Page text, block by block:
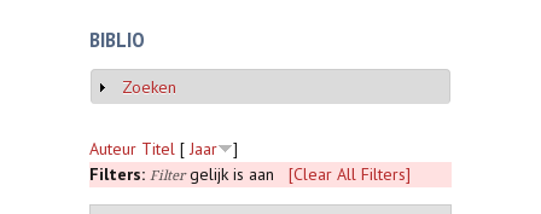
BIBLIO
Weergeven
Zoeken
Auteur Titel [ Jaar
]
Filters: Filtergelijk is aan [Clear All Filters]